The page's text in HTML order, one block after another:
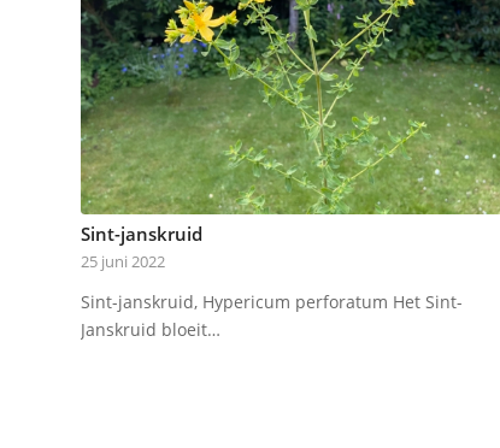
Sint-janskruid
25 juni 2022
Sint-janskruid, Hypericum perforatum Het Sint-
Janskruid bloeit…